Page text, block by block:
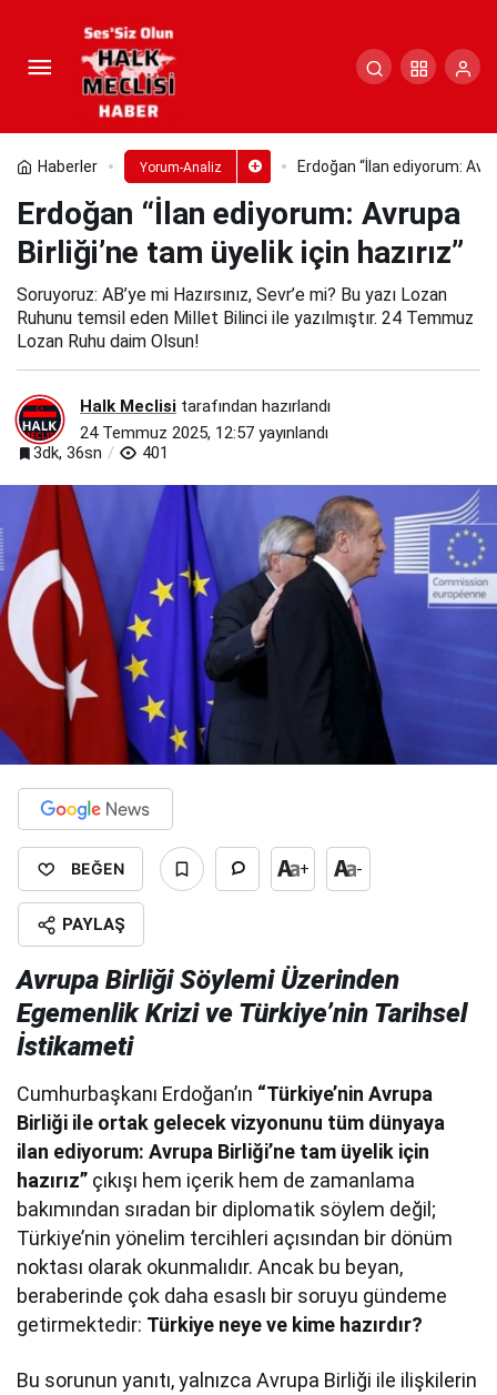
Haberler Yorum-Analiz Erdoğan “İlan ediyorum:
Erdoğan “İlan ediyorum: Avrupa
Birliği’ne tam üyelik için hazırız”
Soruyoruz: AB’ye mi Hazırsınız, Sevr’e mi? Bu yazı Lozan
Ruhunu temsil eden Millet Bilinci ile yazılmıştır. 24 Temmuz
Lozan Ruhu daim Olsun!
Halk Meclisi tarafından hazırlandı
24 Temmuz 2025, 12:57 yayınlandı
3dk, 36sn
401
BEĞEN + -
PAYLAŞ
Avrupa Birliği Söylemi Üzerinden
Egemenlik Krizi ve Türkiye’nin Tarihsel
İstikameti
Cumhurbaşkanı Erdoğan’ın “Türkiye’nin Avrupa
Birliği ile ortak gelecek vizyonunu tüm dünyaya
ilan ediyorum: Avrupa Birliği’ne tam üyelik için
hazırız” çıkışı hem içerik hem de zamanlama
bakımından sıradan bir diplomatik söylem değil;
Türkiye’nin yönelim tercihleri açısından bir dönüm
noktası olarak okunmalıdır. Ancak bu beyan,
beraberinde çok daha esaslı bir soruyu gündeme
getirmektedir: Türkiye neye ve kime hazırdır?
Bu sorunun yanıtı, yalnızca Avrupa Birliği ile ilişkilerin
Erdoğan “İlan ediyorum: Avrupa
Birliği’ne tam üyelik için hazırız”
Yorum Yap